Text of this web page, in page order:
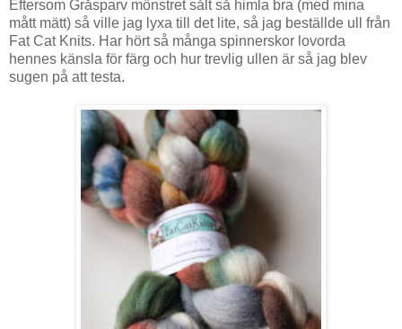
Eftersom Gråsparv mönstret sålt så himla bra (med mina
mått mätt) så ville jag lyxa till det lite, så jag beställde ull från
Fat Cat Knits. Har hört så många spinnerskor lovorda
hennes känsla för färg och hur trevlig ullen är så jag blev
sugen på att testa.